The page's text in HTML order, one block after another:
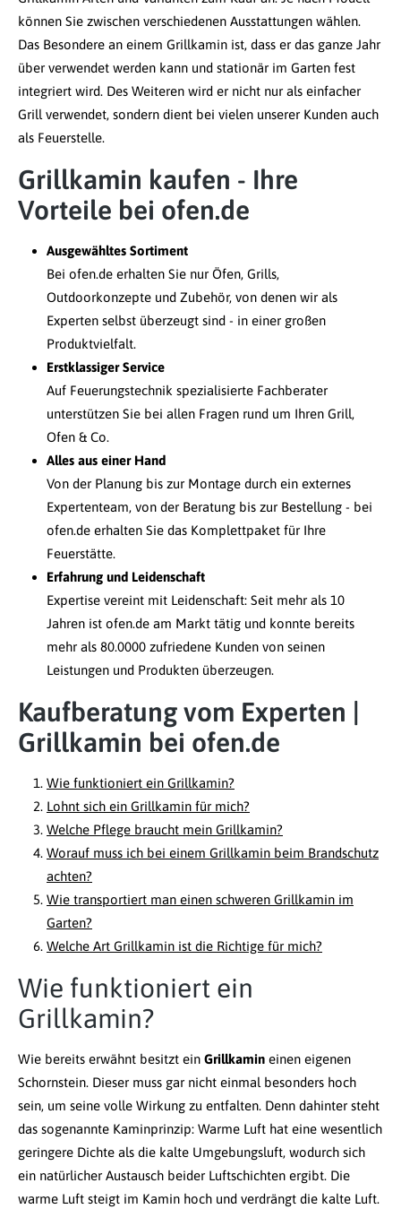
können Sie zwischen verschiedenen Ausstattungen wählen.
Das Besondere an einem Grillkamin ist, dass er das ganze Jahr
über verwendet werden kann und stationär im Garten fest
integriert wird. Des Weiteren wird er nicht nur als einfacher
Grill verwendet, sondern dient bei vielen unserer Kunden auch
als Feuerstelle.
Grillkamin kaufen - Ihre
Vorteile bei ofen.de
Ausgewähltes Sortiment
Bei ofen.de erhalten Sie nur Öfen, Grills,
Outdoorkonzepte und Zubehör, von denen wir als
Experten selbst überzeugt sind - in einer großen
Produktvielfalt.
Erstklassiger Service
Auf Feuerungstechnik spezialisierte Fachberater
unterstützen Sie bei allen Fragen rund um Ihren Grill,
Ofen & Co.
Alles aus einer Hand
Von der Planung bis zur Montage durch ein externes
Expertenteam, von der Beratung bis zur Bestellung - bei
ofen.de erhalten Sie das Komplettpaket für Ihre
Feuerstätte.
Erfahrung und Leidenschaft
Expertise vereint mit Leidenschaft: Seit mehr als 10
Jahren ist ofen.de am Markt tätig und konnte bereits
mehr als 80.0000 zufriedene Kunden von seinen
Leistungen und Produkten überzeugen.
Kaufberatung vom Experten |
Grillkamin bei ofen.de
Wie funktioniert ein Grillkamin?
Lohnt sich ein Grillkamin für mich?
Welche Pflege braucht mein Grillkamin?
Worauf muss ich bei einem Grillkamin beim Brandschutz
achten?
Wie transportiert man einen schweren Grillkamin im
Garten?
Welche Art Grillkamin ist die Richtige für mich?
Wie funktioniert ein
Grillkamin?
Wie bereits erwähnt besitzt ein Grillkamin einen eigenen
Schornstein. Dieser muss gar nicht einmal besonders hoch
sein, um seine volle Wirkung zu entfalten. Denn dahinter steht
das sogenannte Kaminprinzip: Warme Luft hat eine wesentlich
geringere Dichte als die kalte Umgebungsluft, wodurch sich
ein natürlicher Austausch beider Luftschichten ergibt. Die
warme Luft steigt im Kamin hoch und verdrängt die kalte Luft.